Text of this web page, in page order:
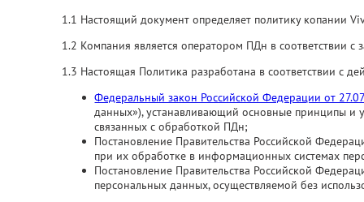
1.1 Настоящий документ определяет политику копании
1.2 Компания является оператором ПДн в соответствии
1.3 Настоящая Политика разработана в соответствии с
Федеральный закон Российской Федерации от
данных»), устанавливающий основные принципы и
связанных с обработкой ПДн;
Постановление Правительства Российской
при их обработке в информационных системах
Постановление Правительства Российской
персональных данных, осуществляемой без